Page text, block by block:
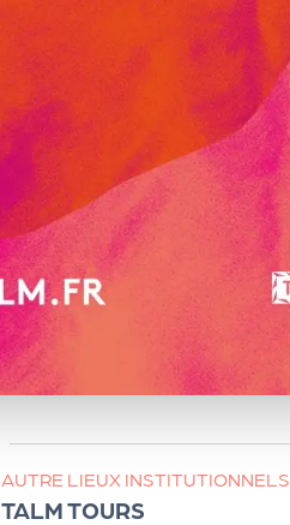
AUTRE LIEUX INSTITUTIONNELS
TALM TOURS